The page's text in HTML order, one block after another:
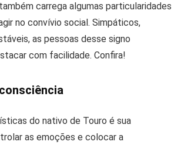
carrega algumas particularidades
no convívio social. Simpáticos,
as pessoas desse signo
com facilidade. Confira!
do nativo de Touro é sua
as emoções e colocar a